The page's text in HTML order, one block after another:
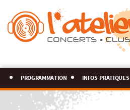
programmation infos pratiques